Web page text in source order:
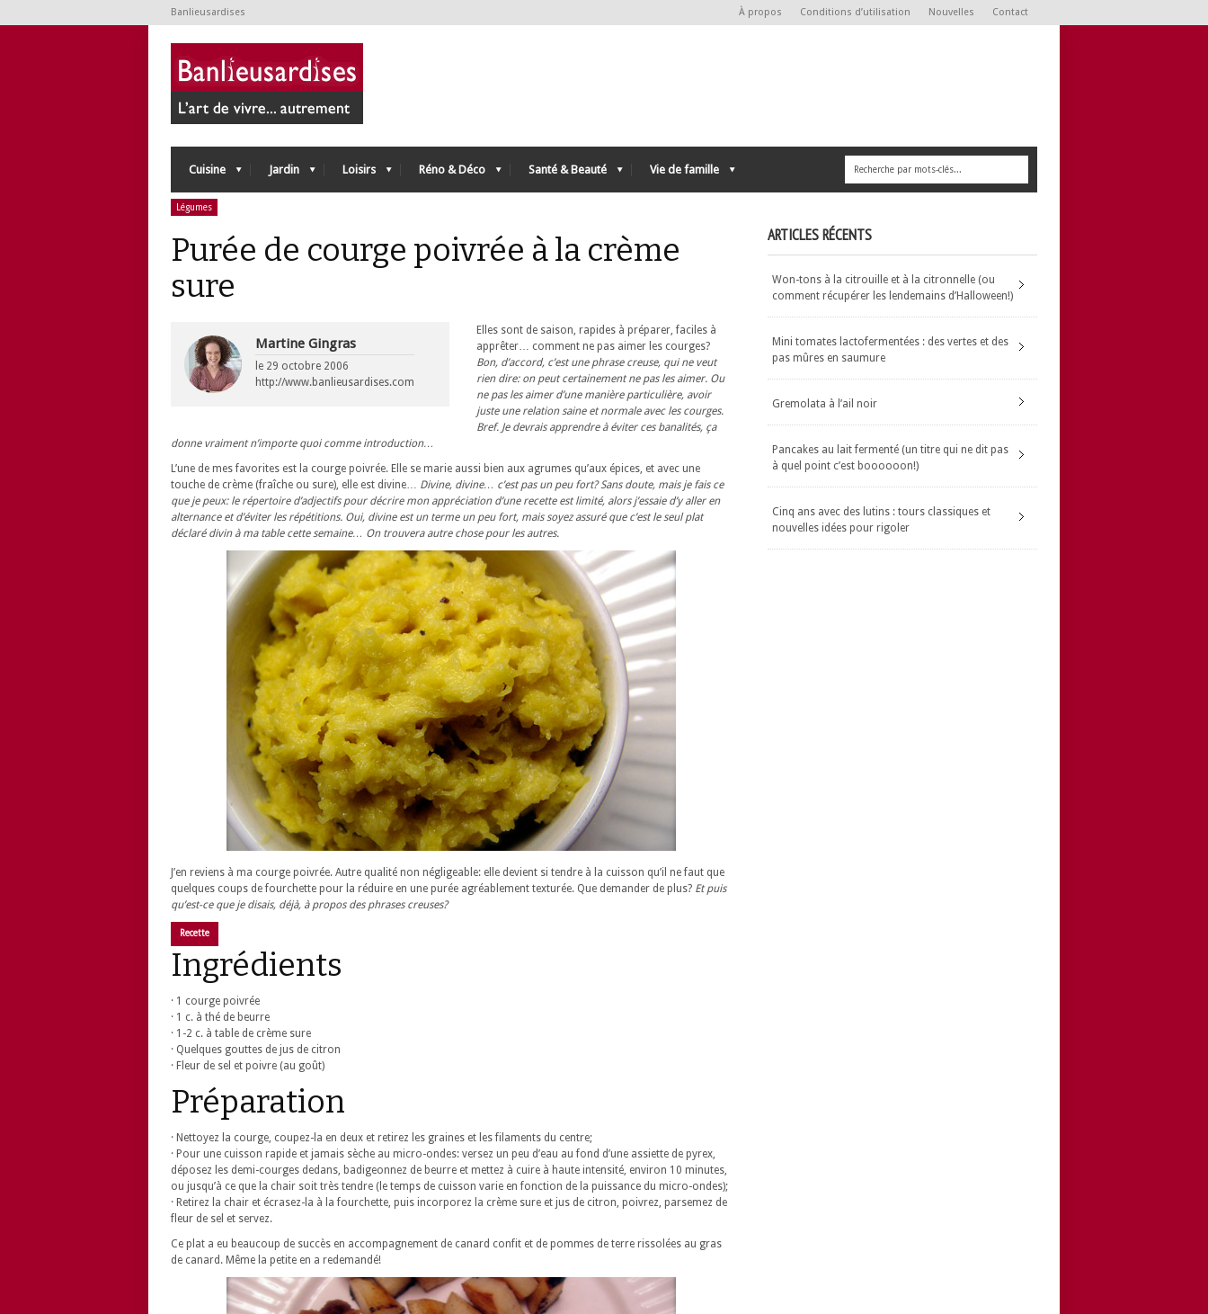
Banlieusardises À propos Conditions d’utilisation Nouvelles Contact
Cuisine Jardin Loisirs Réno & Déco Santé & Beauté Vie de famille
Légumes
Purée de courge poivrée à la crème
sure
Martine Gingras
le 29 octobre 2006
http://www.banlieusardises.com
Elles sont de saison, rapides à préparer, faciles à
apprêter… comment ne pas aimer les courges?
Bon, d’accord, c’est une phrase creuse, qui ne veut
rien dire: on peut certainement ne pas les aimer. Ou
ne pas les aimer d’une manière particulière, avoir
juste une relation saine et normale avec les courges.
Bref. Je devrais apprendre à éviter ces banalités, ça
donne vraiment n’importe quoi comme introduction…
L’une de mes favorites est la courge poivrée. Elle se marie aussi bien aux agrumes qu’aux épices, et avec une
touche de crème (fraîche ou sure), elle est divine… Divine, divine… c’est pas un peu fort? Sans doute, mais je fais ce
que je peux: le répertoire d’adjectifs pour décrire mon appréciation d’une recette est limité, alors j’essaie d’y aller en
alternance et d’éviter les répétitions. Oui, divine est un terme un peu fort, mais soyez assuré que c’est le seul plat
déclaré divin à ma table cette semaine… On trouvera autre chose pour les autres.
J’en reviens à ma courge poivrée. Autre qualité non négligeable: elle devient si tendre à la cuisson qu’il ne faut que
quelques coups de fourchette pour la réduire en une purée agréablement texturée. Que demander de plus? Et puis
qu’est-ce que je disais, déjà, à propos des phrases creuses?
Recette
Ingrédients
· 1 courge poivrée
· 1 c. à thé de beurre
· 1-2 c. à table de crème sure
· Quelques gouttes de jus de citron
· Fleur de sel et poivre (au goût)
Préparation
· Nettoyez la courge, coupez-la en deux et retirez les graines et les filaments du centre;
· Pour une cuisson rapide et jamais sèche au micro-ondes: versez un peu d’eau au fond d’une assiette de pyrex,
déposez les demi-courges dedans, badigeonnez de beurre et mettez à cuire à haute intensité, environ 10 minutes,
ou jusqu’à ce que la chair soit très tendre (le temps de cuisson varie en fonction de la puissance du micro-ondes);
· Retirez la chair et écrasez-la à la fourchette, puis incorporez la crème sure et jus de citron, poivrez, parsemez de
fleur de sel et servez.
Ce plat a eu beaucoup de succès en accompagnement de canard confit et de pommes de terre rissolées au gras
de canard. Même la petite en a redemandé!
ARTICLES RÉCENTS
Won-tons à la citrouille et à la citronnelle (ou
comment récupérer les lendemains d’Halloween!)
Mini tomates lactofermentées : des vertes et des
pas mûres en saumure
Gremolata à l’ail noir
Pancakes au lait fermenté (un titre qui ne dit pas
à quel point c’est boooooon!)
Cinq ans avec des lutins : tours classiques et
nouvelles idées pour rigoler